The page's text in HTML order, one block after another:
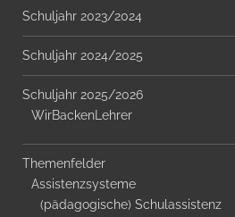
Schuljahr 2023/2024
Schuljahr 2024/2025
Schuljahr 2025/2026
WirBackenLehrer
Themenfelder
Assistenzsysteme
(pädagogische) Schulassistenz